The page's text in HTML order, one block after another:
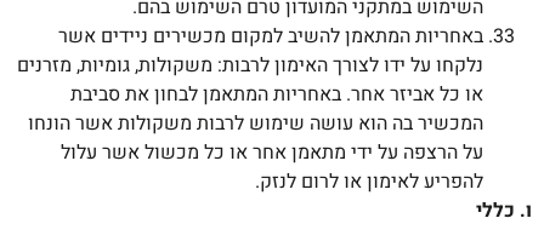
השימוש במתקני המועדון טרם השימוש בהם.
באחריות המתאמן להשיב למקום מכשירים ניידים אשר
נלקחו על ידו לצורך האימון לרבות: משקולות, גומיות, מזרנים
או כל אביזר אחר. באחריות המתאמן לבחון את סביבת
המכשיר בה הוא עושה שימוש לרבות משקולות אשר הונחו
על הרצפה על ידי מתאמן אחר או כל מכשול אשר עלול
להפריע לאימון או לרום לנזק.
ו. כללי